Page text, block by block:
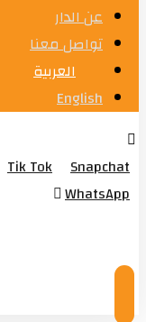
عن الدار
تواصل معنا
العربية
English
Tik Tok
Snapchat
WhatsApp